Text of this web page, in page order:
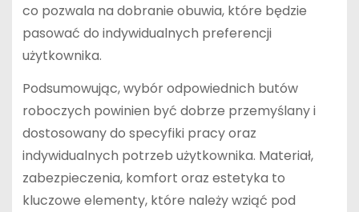
co pozwala na dobranie obuwia, które będzie
pasować do indywidualnych preferencji
użytkownika.
Podsumowując, wybór odpowiednich butów
roboczych powinien być dobrze przemyślany i
dostosowany do specyfiki pracy oraz
indywidualnych potrzeb użytkownika. Materiał,
zabezpieczenia, komfort oraz estetyka to
kluczowe elementy, które należy wziąć pod